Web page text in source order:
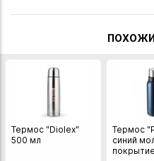
Термос "Diolex"
500 мл
Термос
синий
покрытие